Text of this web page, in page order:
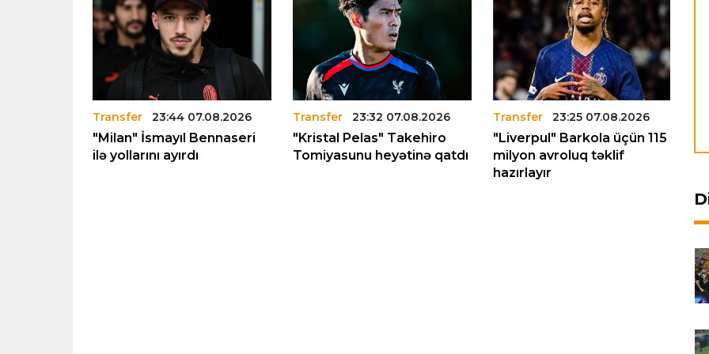
Transfer 23:44 07.08.2026
"Milan" İsmayıl Bennaseri
ilə yollarını ayırdı
Transfer 23:32 07.08.2026
"Kristal Pelas" Takehiro
Tomiyasunu heyətinə qatdı
Transfer 23:25 07.08.2026
"Liverpul" Barkola üçün 115
milyon avroluq təklif
hazırlayır